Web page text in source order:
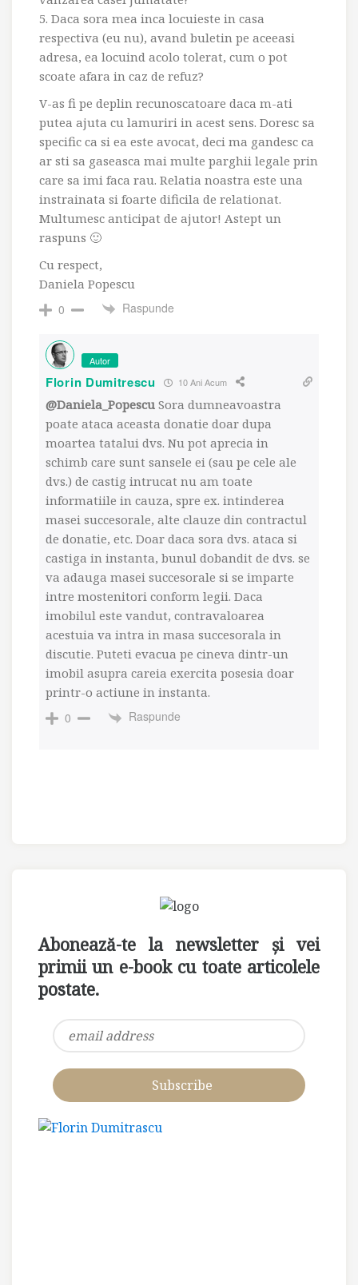
5. Daca sora mea inca locuieste in casa
respectiva (eu nu), avand buletin pe aceeasi
adresa, ea locuind acolo tolerat, cum o pot
scoate afara in caz de refuz?
V-as fi pe deplin recunoscatoare daca m-ati
putea ajuta cu lamuriri in acest sens. Doresc sa
specific ca si ea este avocat, deci ma gandesc ca
ar sti sa gaseasca mai multe parghii legale prin
care sa imi faca rau. Relatia noastra este una
instrainata si foarte dificila de relationat.
Multumesc anticipat de ajutor! Astept un
raspuns 🙂
Cu respect,
Daniela Popescu
0
Raspunde
Autor
Florin Dumitrescu 10 Ani Acum
@Daniela_Popescu Sora dumneavoastra
poate ataca aceasta donatie doar dupa
moartea tatalui dvs. Nu pot aprecia in
schimb care sunt sansele ei (sau pe cele ale
dvs.) de castig intrucat nu am toate
informatiile in cauza, spre ex. intinderea
masei succesorale, alte clauze din contractul
de donatie, etc. Doar daca sora dvs. ataca si
castiga in instanta, bunul dobandit de dvs. se
va adauga masei succesorale si se imparte
intre mostenitori conform legii. Daca
imobilul este vandut, contravaloarea
acestuia va intra in masa succesorala in
discutie. Puteti evacua pe cineva dintr-un
imobil asupra careia exercita posesia doar
printr-o actiune in instanta.
0
Raspunde
Abonează-te la newsletter și vei
primii un e-book cu toate articolele
postate.